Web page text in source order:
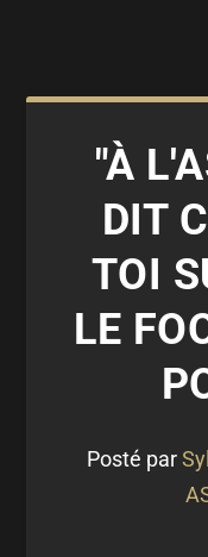
"À
DIT
TOI
LE
Posté par